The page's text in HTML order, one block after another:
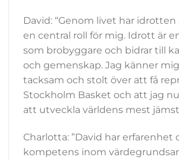
David: “Genom livet har
en central roll för mig. Idrott är
som brobyggare och bidrar till
och gemenskap. Jag känner
tacksam och stolt över att få
Stockholm Basket och att jag
att utveckla världens mest
Charlotta: ”David har erfarenhet
kompetens inom